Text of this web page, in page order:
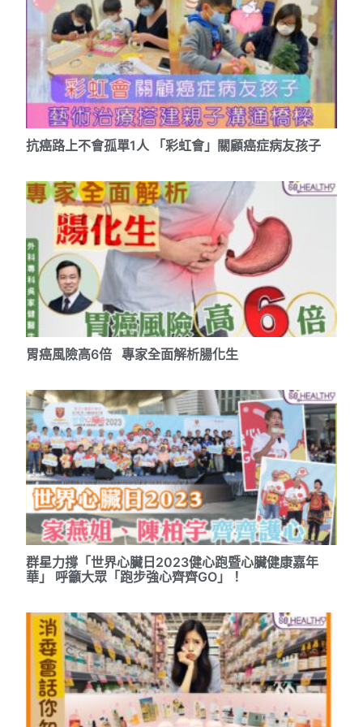
抗癌路上不會孤單1人 「彩虹會」關顧癌症病友孩子
胃癌風險高6倍 專家全面解析腸化生
群星力撐「世界心臟日2023健心跑暨心臟健康嘉年
華」 呼籲大眾「跑步強心齊齊GO」！